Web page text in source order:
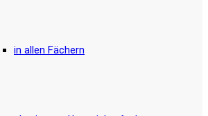
in allen Fächern